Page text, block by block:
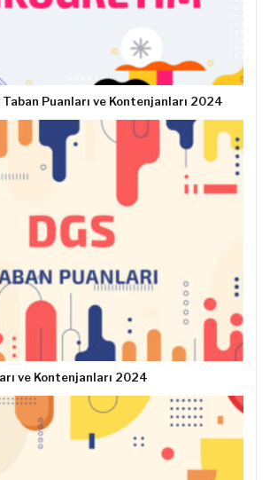
Puanları ve Kontenjanları 2024
ve Kontenjanları 2024